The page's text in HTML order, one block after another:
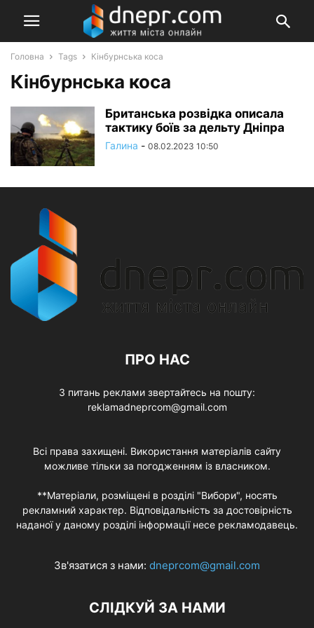
Головна Tags Кінбурнська коса
Кінбурнська коса
Британська розвідка описала
тактику боїв за дельту Дніпра
Галина - 08.02.2023 10:50
ПРО НАС
З питань реклами звертайтесь на пошту:
reklamadneprcom@gmail.com
Всі права захищені. Використання матеріалів сайту
можливе тільки за погодженням із власником.
**Матеріали, розміщені в розділі "Вибори", носять
рекламний характер. Відповідальність за достовірність
наданої у даному розділі інформації несе рекламодавець.
Зв'язатися з нами: dneprcom@gmail.com
СЛІДКУЙ ЗА НАМИ